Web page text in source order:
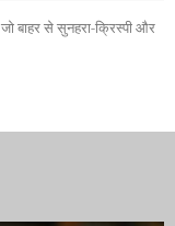
बाहर से सुनहरा-क्रिस्पी और